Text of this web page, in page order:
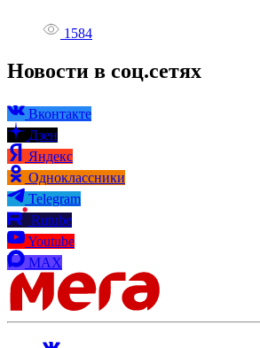
1584
Новости в соц.сетях
Вконтакте
Дзен
Яндекс
Одноклассники
Telegram
Rutube
Youtube
MAX